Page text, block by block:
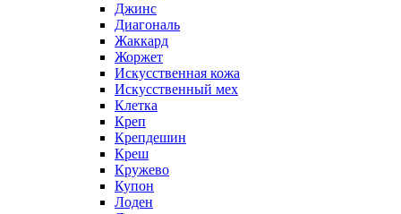
Джинс
Диагональ
Жаккард
Жоржет
Искусственная кожа
Искусственный мех
Клетка
Креп
Крепдешин
Креш
Кружево
Купон
Лоден